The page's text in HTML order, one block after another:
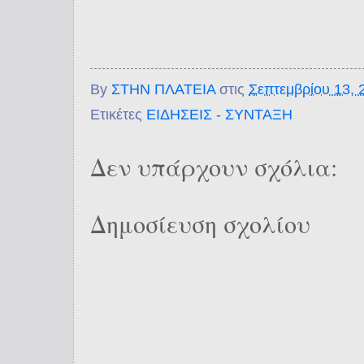
By ΣΤΗΝ ΠΛΑΤΕΙΑ στις Σεπτεμβρίου 13,
Ετικέτες ΕΙΔΗΣΕΙΣ - ΣΥΝΤΑΞΗ
Δεν υπάρχουν σχόλια:
Δημοσίευση σχολίου